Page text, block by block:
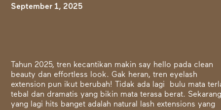
September 1, 2025
Tahun 2025, tren kecantikan makin say hello pada clean
beauty dan effortless look. Gak heran, tren eyelash
extension pun ikut berubah! Tidak ada lagi bulu mata
tebal dan dramatis yang bikin mata terasa berat.
yang lagi hits banget adalah natural lash extensions yang